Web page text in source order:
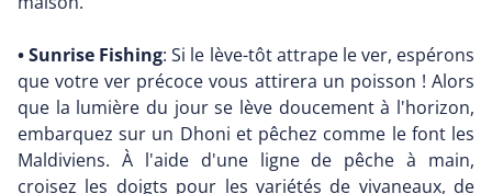
• Sunrise Fishing: Si le lève-tôt attrape le ver, espérons
que votre ver précoce vous attirera un poisson ! Alors
que la lumière du jour se lève doucement à l'horizon,
embarquez sur un Dhoni et pêchez comme le font les
Maldiviens. À l'aide d'une ligne de pêche à main,
croisez les doigts pour les variétés de vivaneaux, de